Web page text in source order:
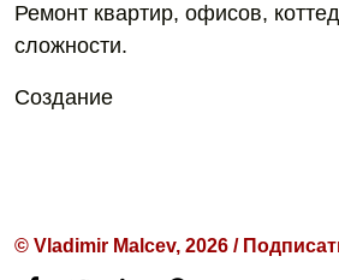
Ремонт квартир, офисов,
сложности.
Создание
© Vladimir Malcev, 2026 /